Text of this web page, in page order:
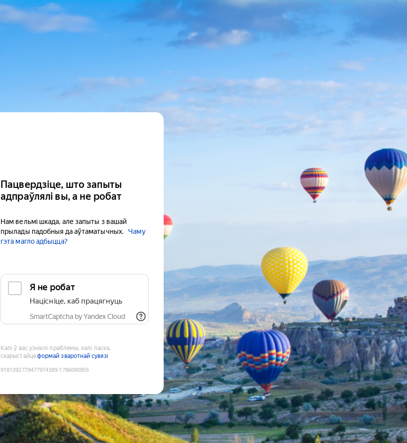
Пацвердзіце, што запыты
адпраўлялі вы, а не робат
Нам вельмі шкада, але запыты з вашай
прылады падобныя да аўтаматычных.
Чаму
гэта магло адбыцца?
Я не робат
Націсніце, каб працягнуць
SmartCaptcha by Yandex Cloud
Калі ў вас узніклі праблемы, калі ласка,
скарыстайцеформай зваротнай сувязі
9181392779477974389:1786080855